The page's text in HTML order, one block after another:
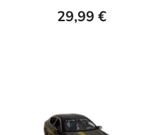
29,99 €